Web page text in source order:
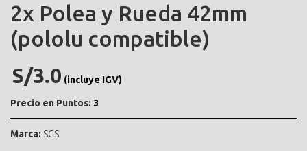
2x Polea y Rueda 42mm
(pololu compatible)
S/3.0 (incluye IGV)
Precio en Puntos: 3
Marca: SGS